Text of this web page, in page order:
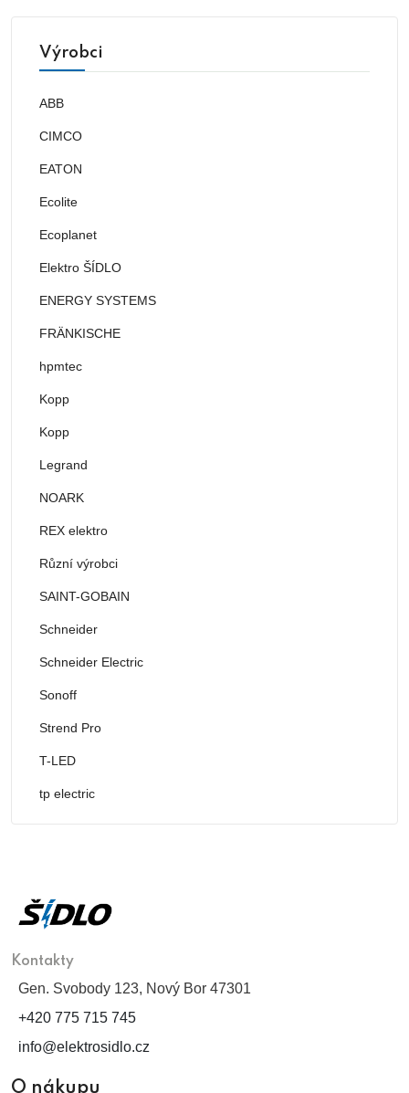
Výrobci
ABB
CIMCO
EATON
Ecolite
Ecoplanet
Elektro ŠÍDLO
ENERGY SYSTEMS
FRÄNKISCHE
hpmtec
Kopp
Kopp
Legrand
NOARK
REX elektro
Různí výrobci
SAINT-GOBAIN
Schneider
Schneider Electric
Sonoff
Strend Pro
T-LED
tp electric
Kontakty
Gen. Svobody 123, Nový Bor 47301
+420 775 715 745
info@elektrosidlo.cz
O nákupu